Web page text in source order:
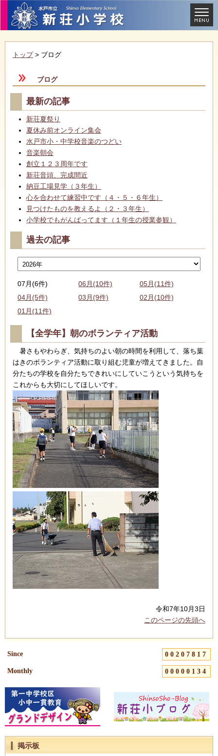
Since 00207817
Monthly 00000134
掲示板
トップ> ブログ
ブログ
最新の記事
新荘夏祭り
夏休み前オンライン集会
水戸市小・中学校音楽のつどい
音楽朝会
創立１２３周年です
新荘音頭、完成間近
納豆工場見学（３年生）
心を合わせて練習中です（４・５・６年生）
見つけたものを教えるよ（２・３年生）
小学校でもがんばってます（１年生の授業参観）
過去の記事
07月(6件) 06月(10件)
05月(11件)
04月(5件)
03月(9件)
02月(10件)
01月(11件)
【全学年】朝のボランティア活動
暑さもやわらぎ、気持ちのよい朝の時間を利用して、落ち葉
はきのボランティア活動に取り組む児童が増えてきました。自
分たちの学校を自分たちできれいにしていこうという気持ちを
これからも大切にしてほしいです。
令和7年10月3日
このページの先頭へ